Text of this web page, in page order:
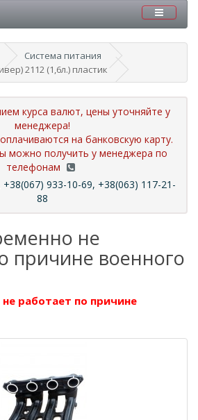
Система питания
2112 (1,6л.) пластик
курса валют, цены уточняйте у
менеджера!
на банковскую карту.
можно получить у менеджера по
телефонам
933-10-69, +38(063) 117-21-
88
не
причине военного
работает по причине